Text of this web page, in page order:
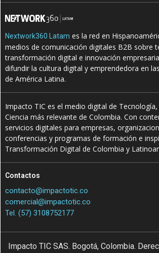
Nextwork360 Latam es la red en
medios de comunicación digitales B2B sobre
transformación digital e innovación
difundir la cultura digital y emprendedora en
de América Latina.
Impacto TIC es el medio digital de
Ciencia más relevante de Colombia. Con
servicios digitales para empresas,
conferencias y programas de formación e
Transformación Digital de Colombia y
Contactos
contacto@impactotic.co
comercial@impactotic.co
Tel. (57) 3108752177
Impacto TIC SAS. Bogotá, Colombia.